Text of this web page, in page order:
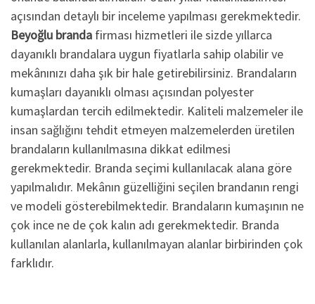
açısından detaylı bir inceleme yapılması gerekmektedir.
Beyoğlu branda firması hizmetleri ile sizde yıllarca
dayanıklı brandalara uygun fiyatlarla sahip olabilir ve
mekânınızı daha şık bir hale getirebilirsiniz. Brandaların
kumaşları dayanıklı olması açısından polyester
kumaşlardan tercih edilmektedir. Kaliteli malzemeler ile
insan sağlığını tehdit etmeyen malzemelerden üretilen
brandaların kullanılmasına dikkat edilmesi
gerekmektedir. Branda seçimi kullanılacak alana göre
yapılmalıdır. Mekânın güzelliğini seçilen brandanın rengi
ve modeli gösterebilmektedir. Brandaların kumaşının ne
çok ince ne de çok kalın adı gerekmektedir. Branda
kullanılan alanlarla, kullanılmayan alanlar birbirinden çok
farklıdır.